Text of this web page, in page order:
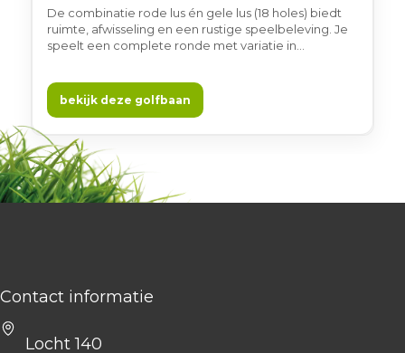
De combinatie rode lus én gele lus (18 holes) biedt
ruimte, afwisseling en een rustige speelbeleving. Je
speelt een complete ronde met variatie in
de omgeving, het spel en een gewoon gezellige
Brabantse sfeer.
bekijk deze golfbaan
Contact informatie
Locht 140